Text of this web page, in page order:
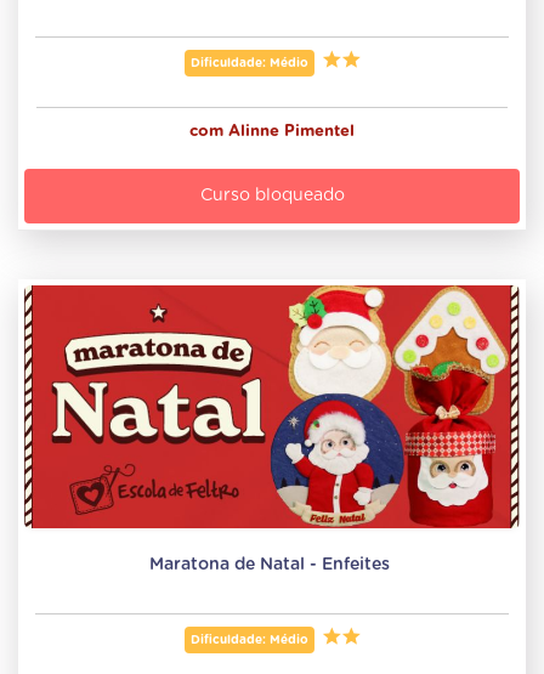
Dificuldade: Médio
com Alinne Pimentel
Curso bloqueado
Maratona de Natal - Enfeites
Dificuldade: Médio